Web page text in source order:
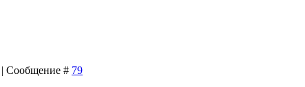
| Сообщение # 79